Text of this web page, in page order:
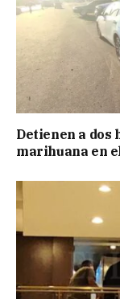
Detienen a dos
marihuana en